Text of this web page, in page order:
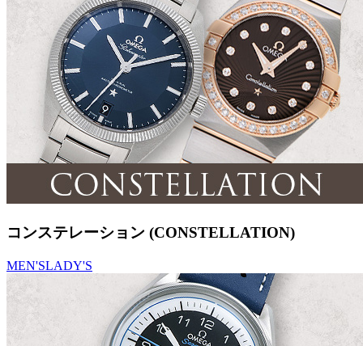
コンステレーション (CONSTELLATION)
MEN'SLADY'S